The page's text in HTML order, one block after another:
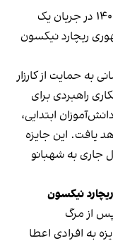
شاهزاده رضا پهلوی این جایزه را یک آبان ۱۴۰۳ در جریان یک
ریچارد نیکسون
به حمایت از کارزار
راهبردی برای
ابتدایی،
یافت. این جایزه
به شهبانو
نیکسون
۱۹۹۵، اندکی پس از مرگ
به افرادی اعطا